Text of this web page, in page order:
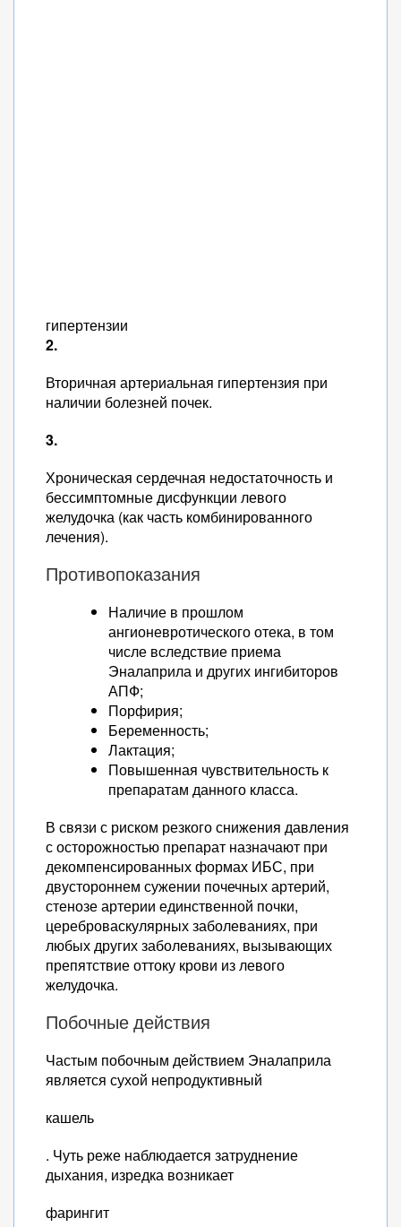
гипертензии
2.
Вторичная артериальная гипертензия при
наличии болезней почек.
3.
Хроническая сердечная недостаточность и
бессимптомные дисфункции левого
желудочка (как часть комбинированного
лечения).
Противопоказания
Наличие в прошлом
ангионевротического отека, в том
числе вследствие приема
Эналаприла и других ингибиторов
АПФ;
Порфирия;
Беременность;
Лактация;
Повышенная чувствительность к
препаратам данного класса.
В связи с риском резкого снижения давления
с осторожностью препарат назначают при
декомпенсированных формах ИБС, при
двустороннем сужении почечных артерий,
стенозе артерии единственной почки,
цереброваскулярных заболеваниях, при
любых других заболеваниях, вызывающих
препятствие оттоку крови из левого
желудочка.
Побочные действия
Частым побочным действием Эналаприла
является сухой непродуктивный
кашель
. Чуть реже наблюдается затруднение
дыхания, изредка возникает
фарингит